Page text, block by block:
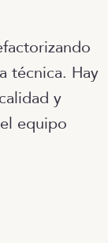
técnica. Hay
y
equipo